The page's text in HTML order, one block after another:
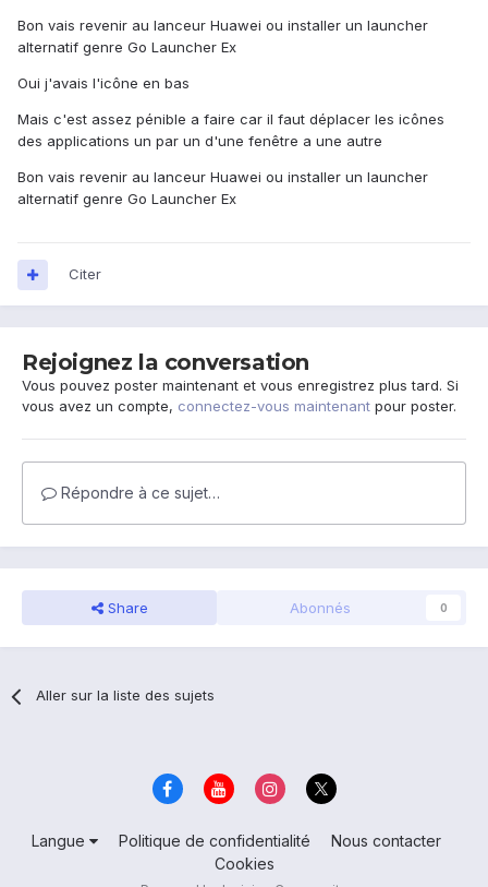
Bon vais revenir au lanceur Huawei ou installer un launcher
alternatif genre Go Launcher Ex
Oui j'avais l'icône en bas
Mais c'est assez pénible a faire car il faut déplacer les icônes
des applications un par un d'une fenêtre a une autre
Bon vais revenir au lanceur Huawei ou installer un launcher
alternatif genre Go Launcher Ex
Citer
Rejoignez la conversation
Vous pouvez poster maintenant et vous enregistrez plus tard. Si
vous avez un compte, connectez-vous maintenant pour poster.
Répondre à ce sujet…
Share Abonnés 0
Aller sur la liste des sujets
Langue Politique de confidentialité
Nous contacter
Cookies